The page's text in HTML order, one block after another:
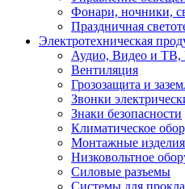
Фонари, ночники,
Праздничная
Электротехническая
Аудио, Видео и ТВ,
Вентиляция
Грозозащита и
Звонки
Знаки безопасности
Климатическое
Монтажные изделия
Низковольтное
Силовые разъемы
Системы для